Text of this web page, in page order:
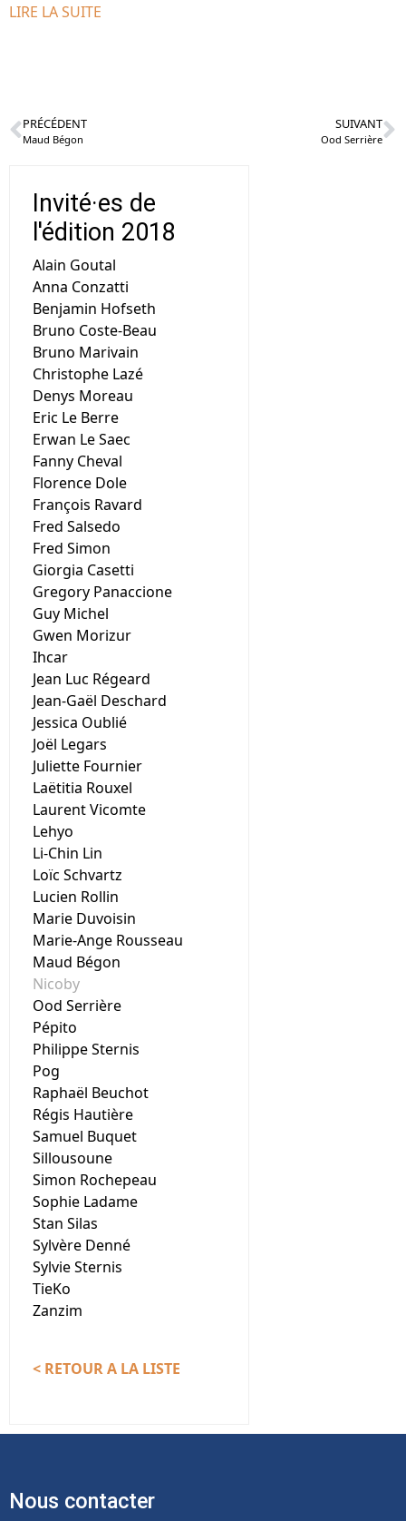
LIRE LA SUITE
PRÉCÉDENT
Maud Bégon
SUIVANT
Ood Serrière
Invité·es de
l'édition 2018
Alain Goutal
Anna Conzatti
Benjamin Hofseth
Bruno Coste-Beau
Bruno Marivain
Christophe Lazé
Denys Moreau
Eric Le Berre
Erwan Le Saec
Fanny Cheval
Florence Dole
François Ravard
Fred Salsedo
Fred Simon
Giorgia Casetti
Gregory Panaccione
Guy Michel
Gwen Morizur
Ihcar
Jean Luc Régeard
Jean-Gaël Deschard
Jessica Oublié
Joël Legars
Juliette Fournier
Laëtitia Rouxel
Laurent Vicomte
Lehyo
Li-Chin Lin
Loïc Schvartz
Lucien Rollin
Marie Duvoisin
Marie-Ange Rousseau
Maud Bégon
Nicoby
Ood Serrière
Pépito
Philippe Sternis
Pog
Raphaël Beuchot
Régis Hautière
Samuel Buquet
Sillousoune
Simon Rochepeau
Sophie Ladame
Stan Silas
Sylvère Denné
Sylvie Sternis
TieKo
Zanzim
< RETOUR A LA LISTE
Nous contacter